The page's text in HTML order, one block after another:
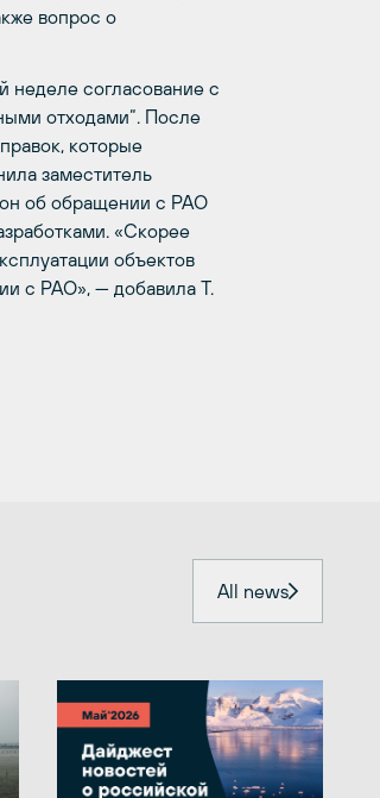
вопрос о
неделе согласование с
отходами“. После
которые
заместитель
об обращении с РАО
«Скорее
объектов
с РАО», — добавила Т.
All news